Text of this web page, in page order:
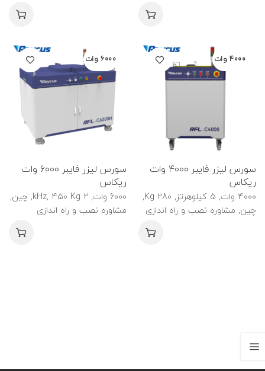
4000 وات
سورس لیزر فایبر 4000 وات
ریکاس
4000 وات, 5 کیلوهرتز, 280 Kg,
چین, مشاوره نصب و راه اندازی
6000 وات
سورس لیزر فایبر 6000 وات
ریکاس
6000 وات, 2 kHz, 450 Kg, چین,
مشاوره نصب و راه اندازی